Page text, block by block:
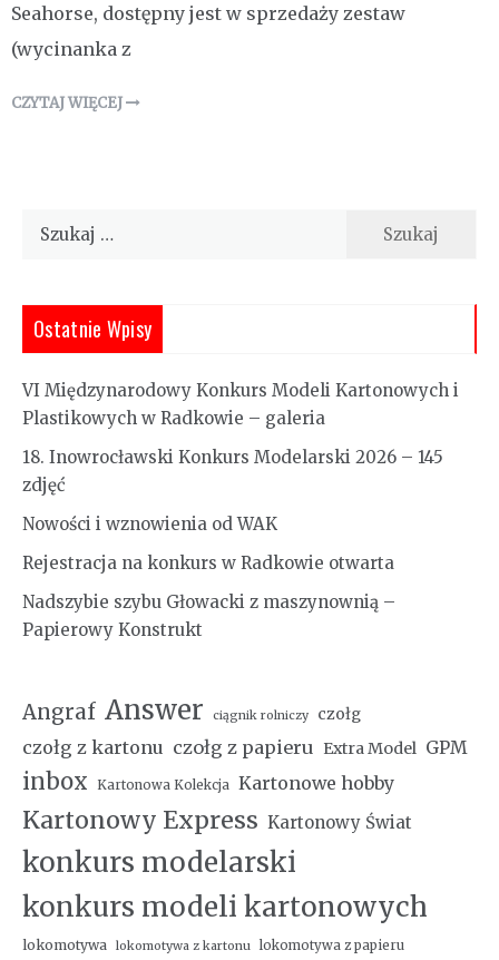
Seahorse, dostępny jest w sprzedaży zestaw
(wycinanka z
CZYTAJ WIĘCEJ
Szukaj:
Ostatnie Wpisy
VI Międzynarodowy Konkurs Modeli Kartonowych i
Plastikowych w Radkowie – galeria
18. Inowrocławski Konkurs Modelarski 2026 – 145
zdjęć
Nowości i wznowienia od WAK
Rejestracja na konkurs w Radkowie otwarta
Nadszybie szybu Głowacki z maszynownią –
Papierowy Konstrukt
Angraf Answer ciągnik rolniczy czołg
czołg z kartonu czołg z papieru Extra Model GPM
inbox Kartonowa Kolekcja Kartonowe hobby
Kartonowy Express Kartonowy Świat
konkurs modelarski
konkurs modeli kartonowych
lokomotywa lokomotywa z kartonu lokomotywa z papieru